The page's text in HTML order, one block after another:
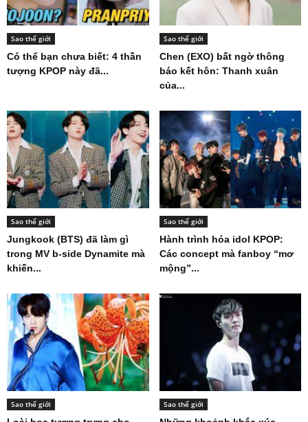
Sao thế giới
Có thể bạn chưa biết: 4 thần
tượng KPOP này đã...
Sao thế giới
Chen (EXO) bất ngờ thông
báo kết hôn: Thanh xuân
của...
Sao thế giới
Jungkook (BTS) đã làm gì
trong MV b-side Dynamite mà
khiến...
Sao thế giới
Hành trình hóa idol KPOP:
Các concept mà fanboy “mơ
mộng”...
Sao thế giới Sao thế giới